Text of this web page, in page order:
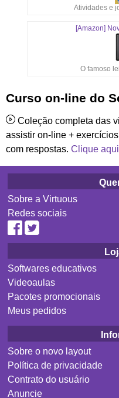
Atividades e
[Amazon]
O famoso
Curso on-line do
Coleção completa das
assistir on-line +
com respostas. Clique
Sobre a Virtuous
Redes sociais
Softwares educativos
Videoaulas
Pacotes promocionais
Meus pedidos
Sobre o novo layout
Política de privacidade
Contrato do usuário
Anuncie